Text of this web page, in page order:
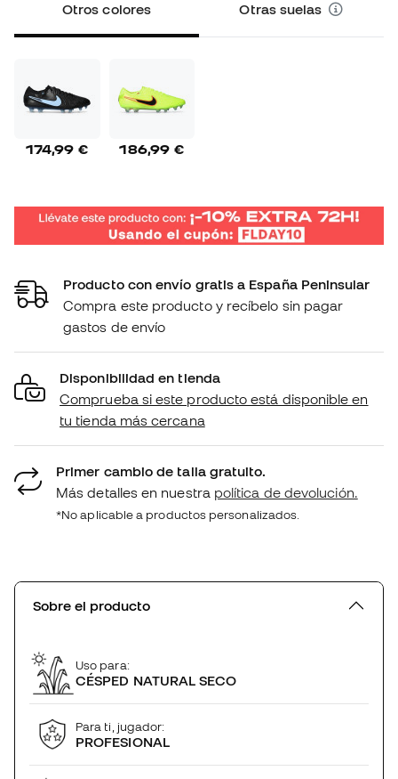
Otros colores Otras suelas
174,99 € 186,99 €
Producto con envío gratis a España Peninsular
Compra este producto y recíbelo sin pagar
gastos de envío
Disponibilidad en tienda
Comprueba si este producto está disponible en
tu tienda más cercana
Primer cambio de talla gratuito.
Más detalles en nuestra política de devolución.
*No aplicable a productos personalizados.
Sobre el producto
Uso para:
CÉSPED NATURAL SECO
Para ti, jugador:
PROFESIONAL